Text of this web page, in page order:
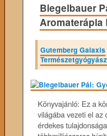
Biegelbauer
Aromaterápia
Gutemberg Galaxis
Könyvajánló: Ez ​a
világába vezeti el az
érdekes